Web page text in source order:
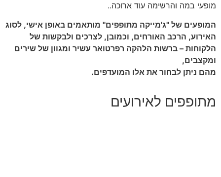
מופעי במה והרשימה עוד ארוכה..
המופעים של "ג'מייקה מתופפים" מותאמים באופן אישי, לסוג
האירוע, הרכב האורחים, וכמובן, לצרכים ולבקשות של
הלקוחות – ברשות הלהקה רפרטואר עשיר ומגוון של שירים
ומקצבים,
מהם ניתן לבחור את אלו המועדפים.
מתופפים לאירועים